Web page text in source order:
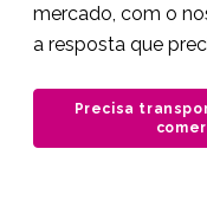
mercado, com o
a resposta que
Precisa